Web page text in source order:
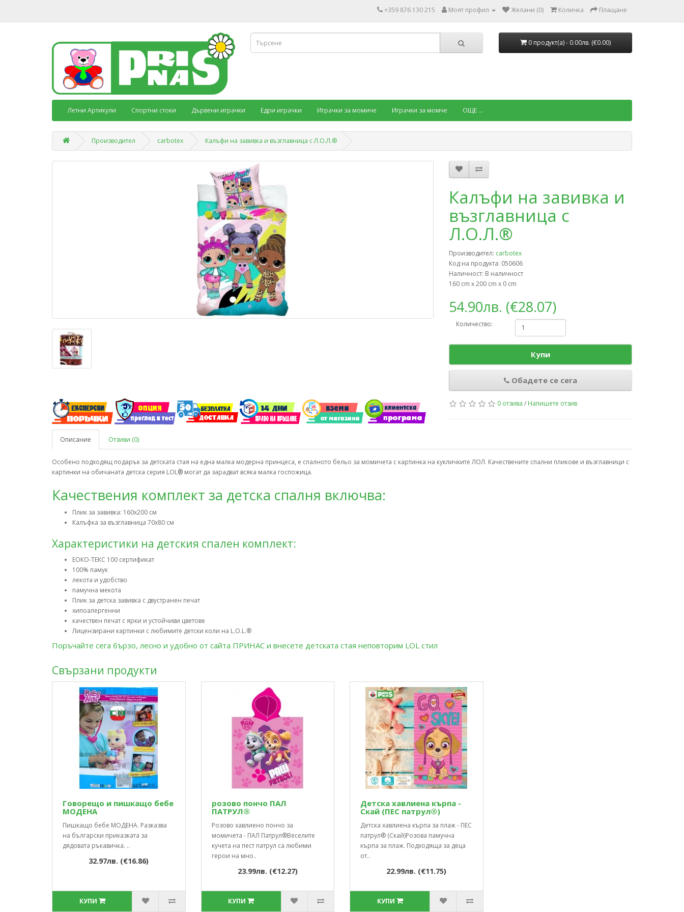
+359 876 130 215 Моят профил Желани (0) Количка Плащане
0 продукт(a) - 0.00лв. (€0.00)
Летни Артикули Спортни стоки Дървени играчки Едри играчки Играчки за момиче Играчки за момче ОЩЕ ...
Производител carbotex Калъфи на завивка и възглавница с Л.О.Л.®
Калъфи на завивка и
възглавница с
Л.О.Л.®
Производител: carbotex
Код на продукта: 050606
Наличност: В наличност
160 cm x 200 cm x 0 cm
54.90лв. (€28.07)
Количество:
Купи
Обадете се сега
0 отзива / Напишете отзив
Описание Отзиви (0)
Особено подходящ подарък за детската стая на една малка модерна принцеса, е спалното бельо за момичета с картинка на кукличките ЛОЛ. Качествените спални пликове и възглавници с
картинки на обичаната детска серия LOL® могат да зарадват всяка малка госпожица.
Качествения комплект за детска спалня включва:
Плик за завивка: 160х200 см
Калъфка за възглавница 70х80 см
Характеристики на детския спален комплект:
ЕОКО-ТЕКС 100 сертификат
100% памук
лекота и удобство
памучна мекота
Плик за детска завивка с двустранен печат
хипоалергенни
качествен печат с ярки и устойчиви цветове
Лицензирани картинки с любимите детски коли на L.O.L.®
Поръчайте сега бързо, лесно и удобно от сайта ПРИНАС и внесете детската стая неповторим LOL стил
Свързани продукти
Говорещо и пишкащо бебе
МОДЕНА
Пишкащо бебе МОДЕНА. Разказва
на български приказката за
дядовата ръкавичка. ..
32.97лв. (€16.86)
КУПИ
розово пончо ПАЛ
ПАТРУЛ®
Розово хавлиено пончо за
момичета - ПАЛ Патрул®Веселите
кучета на пест патрул са любими
герои на мно..
23.99лв. (€12.27)
КУПИ
Детска хавлиена кърпа -
Скай (ПЕС патрул®)
Детска хавлиена кърпа за плаж - ПЕС
патрул® (Скай)Розова памучна
кърпа за плаж. Подходяща за деца
от..
22.99лв. (€11.75)
КУПИ